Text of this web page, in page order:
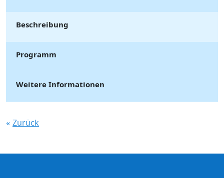
Beschreibung
Programm
Weitere Informationen
Zurück